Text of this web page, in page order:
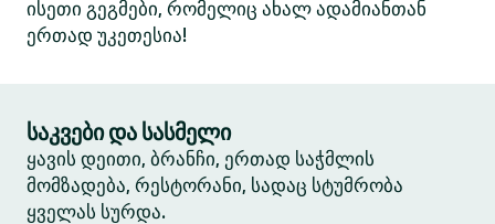
ისეთი გეგმები, რომელიც ახალ ადამიანთან
ერთად უკეთესია!
საკვები და სასმელი
ყავის დეითი, ბრანჩი, ერთად საჭმლის
მომზადება, რესტორანი, სადაც სტუმრობა
ყველას სურდა.